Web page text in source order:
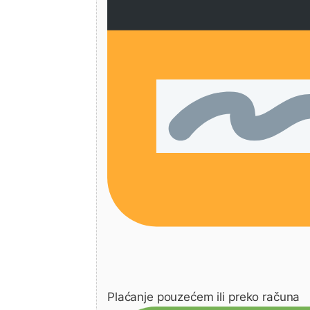
Plaćanje pouzećem ili preko računa